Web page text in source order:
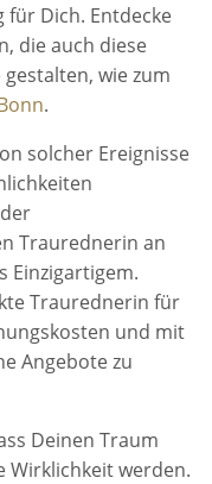
Dich. Entdecke
die auch diese
wie zum
.
solcher Ereignisse
Traurednerin an
Einzigartigem.
Traurednerin für
und mit
Angebote zu
Deinen Traum
Wirklichkeit werden.